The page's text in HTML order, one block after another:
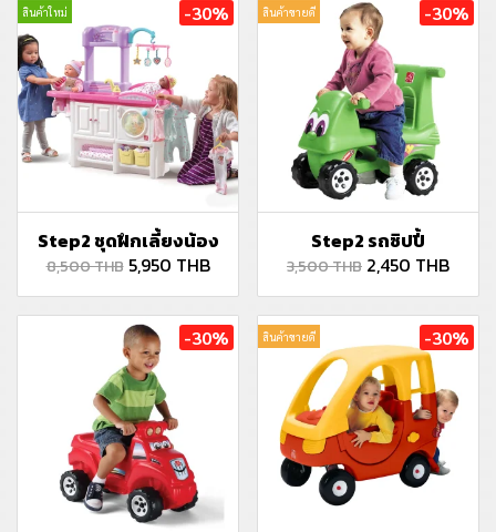
สินค้าใหม่ -30%
Step2 ชุดฝึกเลี้ยงน้อง
8,500 THB 5,950 THB
สินค้าขายดี -30%
Step2 รถซิปปี้
3,500 THB 2,450 THB
-30% สินค้าขายดี -30%